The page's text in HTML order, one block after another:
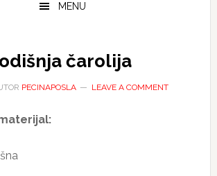
MENU
čarolija
PECINAPOSLA LEAVE A COMMENT